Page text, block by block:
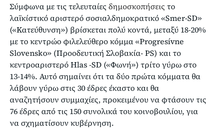
Σύμφωνα με τις τελευταίες δημοσκοπήσεις το
λαϊκίστικό αριστερό σοσιαλδημοκρατικό «Smer-SD»
(«Κατεύθυνση») βρίσκεται πολύ κοντά, μεταξύ 18-20%
με το κεντρώο φιλελεύθερο κόμμα «Progresívne
Slovensko» (Προοδευτική Σλοβακία- PS) και το
κεντροαριστερό Hlas -SD («Φωνή») τρίτο γύρω στο
13-14%. Αυτό σημαίνει ότι τα δύο πρώτα κόμματα θα
λάβουν γύρω στις 30 έδρες έκαστο και θα
αναζητήσουν συμμαχίες, προκειμένου να φτάσουν τις
76 έδρες από τις 150 συνολικά του κοινοβουλίου, για
να σχηματίσουν κυβέρνηση.